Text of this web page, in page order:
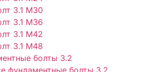
3.1 М30
3.1 М36
3.1 М42
3.1 М48
болты 3.2
фундаментные болты 3.2